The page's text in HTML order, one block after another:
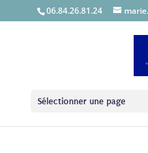
06.84.26.81.24
Sélectionner une page